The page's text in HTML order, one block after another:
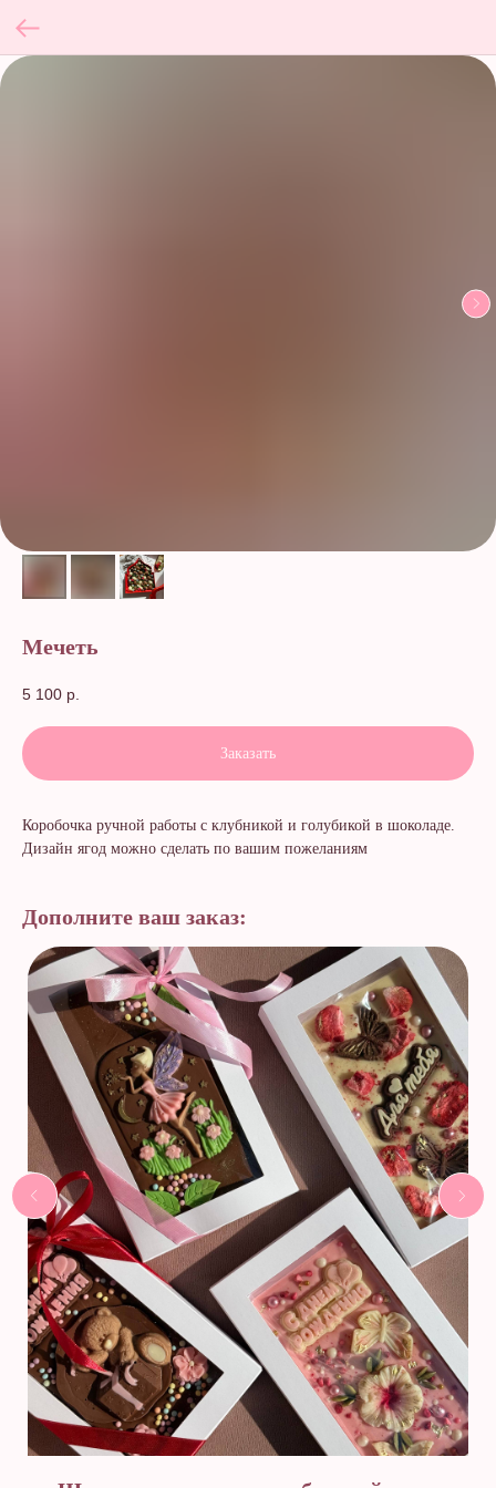
Мечеть
5 100 р.
Заказать
Коробочка ручной работы с клубникой и голубикой в шоколаде.
Дизайн ягод можно сделать по вашим пожеланиям
Дополните ваш заказ: